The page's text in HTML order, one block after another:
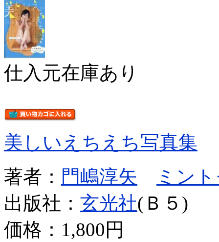
仕入元在庫あり
美しいえちえち写真集
著者： 門嶋淳矢
ミン
出版社： 玄光社(Ｂ５)
価格： 1,800円